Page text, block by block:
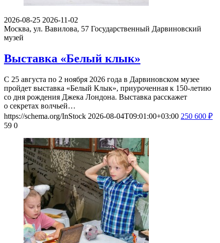
2026-08-25 2026-11-02
Москва, ул. Вавилова, 57 Государственный Дарвиновский
музей
Выставка «Белый клык»
С 25 августа по 2 ноября 2026 года в Дарвиновском музее
пройдет выставка «Белый Клык», приуроченная к 150-летию
со дня рождения Джека Лондона. Выставка расскажет
о секретах волчьей…
https://schema.org/InStock 2026-08-04T09:01:00+03:00 250 600 ₽
59 0